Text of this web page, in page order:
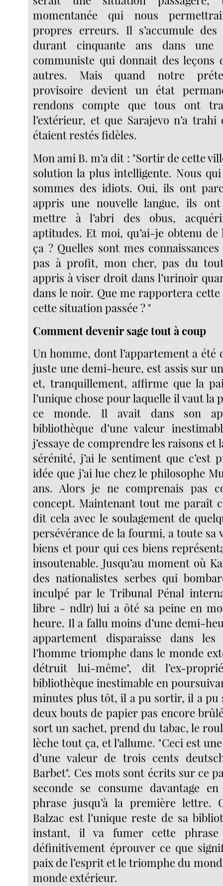
momentanée qui nous
propres erreurs. Il s’accumule
durant cinquante ans dans une
communiste qui donnait des leçons
autres. Mais quand notre
provisoire devient un état
rendons compte que tous ont
l’extérieur, et que Sarajevo n’a
étaient restés fidèles.
Mon ami B. m’a dit : "Sortir de cette
solution la plus intelligente. Nous
sommes des idiots. Oui, ils ont
appris une nouvelle langue, ils
mettre à l’abri des obus,
aptitudes. Et moi, qu’ai-je obtenu
ça ? Quelles sont mes
pas à profit, mon cher, pas du
appris à viser droit dans l’urinoir
dans le noir. Que me rapportera
cette situation passée ? "
Comment devenir sage tout à coup
Un homme, dont l’appartement a
juste une demi-heure, est assis sur
et, tranquillement, affirme que la
l’unique chose pour laquelle il vaut la
ce monde. Il avait dans son
bibliothèque d’une valeur
j’essaye de comprendre les raisons et
sérénité, j’ai le sentiment que c’est
idée que j’ai lue chez le philosophe
ans. Alors je ne comprenais pas
concept. Maintenant tout me paraît
dit cela avec le soulagement de
persévérance de la fourmi, a toute sa
biens et pour qui ces biens
insoutenable. Jusqu’au moment où
des nationalistes serbes qui
inculpé par le Tribunal Pénal
libre - ndlr) lui a ôté sa peine en
heure. Il a fallu moins d’une demi-
appartement disparaisse dans les
l’homme triomphe dans le monde
détruit lui-même", dit l’ex-
bibliothèque inestimable en
minutes plus tôt, il a pu sortir, il a
deux bouts de papier pas encore
sort un sachet, prend du tabac, le
lèche tout ça, et l’allume. "Ceci est
d’une valeur de trois cents
Barbet". Ces mots sont écrits sur ce
seconde se consume davantage
phrase jusqu’à la première lettre.
Balzac est l’unique reste de sa
instant, il va fumer cette
définitivement éprouver ce que
paix de l’esprit et le triomphe du
monde extérieur.